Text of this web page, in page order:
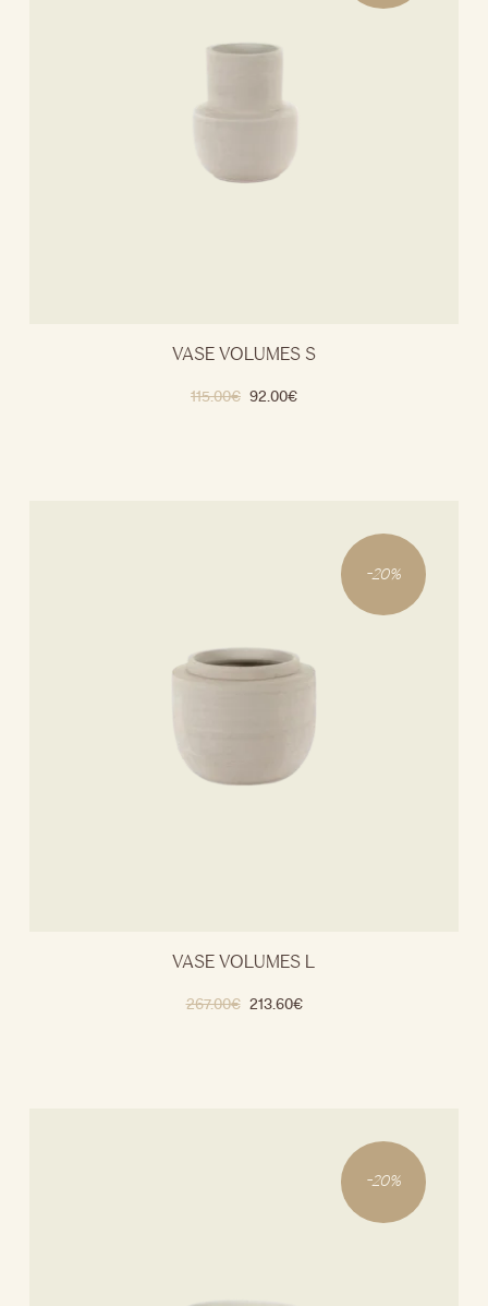
VASE VOLUMES S
115.00€ 92.00€
-20%
VASE VOLUMES L
267.00€ 213.60€
-20%